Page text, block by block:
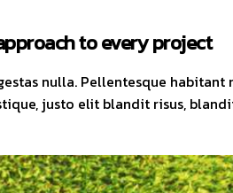
to every project
nulla. Pellentesque
justo elit blandit risus,